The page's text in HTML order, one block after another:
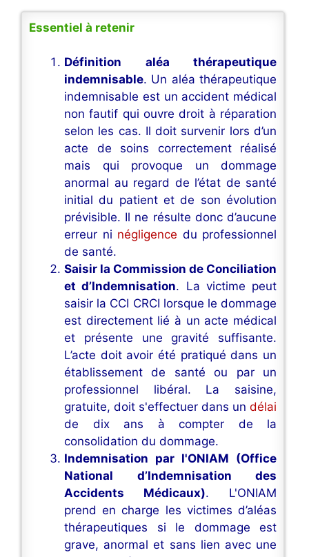
Essentiel à retenir
Définition aléa thérapeutique
indemnisable. Un aléa thérapeutique
indemnisable est un accident médical
non fautif qui ouvre droit à réparation
selon les cas. Il doit survenir lors d’un
acte de soins correctement réalisé
mais qui provoque un dommage
anormal au regard de l’état de santé
initial du patient et de son évolution
prévisible. Il ne résulte donc d’aucune
erreur ni négligence du professionnel
de santé.
Saisir la Commission de Conciliation
et d’Indemnisation. La victime peut
saisir la CCI CRCI lorsque le dommage
est directement lié à un acte médical
et présente une gravité suffisante.
L’acte doit avoir été pratiqué dans un
établissement de santé ou par un
professionnel libéral. La saisine,
gratuite, doit s'effectuer dans un délai
de dix ans à compter de la
consolidation du dommage.
Indemnisation par l'ONIAM (Office
National d’Indemnisation des
Accidents Médicaux). L'ONIAM
prend en charge les victimes d’aléas
thérapeutiques si le dommage est
grave, anormal et sans lien avec une